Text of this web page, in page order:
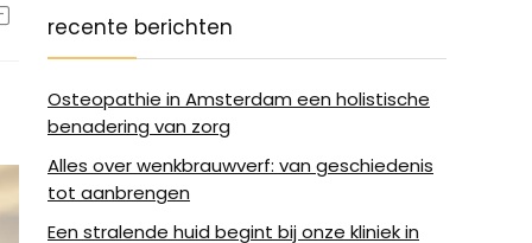
recente berichten
Osteopathie in Amsterdam een holistische
benadering van zorg
Alles over wenkbrauwverf: van geschiedenis
tot aanbrengen
Een stralende huid begint bij onze kliniek in